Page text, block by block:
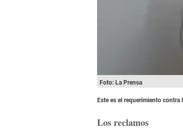
Foto: La Prensa
Este es el requerimiento
Los reclamos